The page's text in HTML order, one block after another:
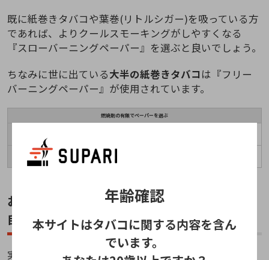
既に紙巻きタバコや葉巻(リトルシガー)を吸っている方
であれば、よりクールスモーキングがしやすくなる
『スローバーニングペーパー』を選ぶと良いでしょう。
ちなみに世に出ている大半の紙巻きタバコは『フリー
バーニングペーパー』が使用されています。
燃焼剤の有無でペーパーを選ぶ
スローバーニングペーパー
おすすめの手巻きタバコペーパーの選び方④:
自分に合ったペーパーの素材を選ぶ
実は手巻きタバコペーパーは『漂白剤・着火剤』の有
年齢確認
本サイトはタバコに関する内容を含ん
でいます。